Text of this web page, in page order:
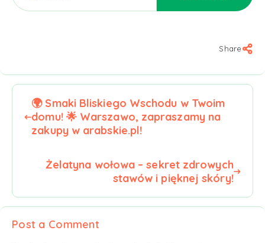
Share
🌍 Smaki Bliskiego Wschodu w Twoim
domu! 🌟 Warszawo, zapraszamy na
zakupy w arabskie.pl!
Żelatyna wołowa – sekret zdrowych
stawów i pięknej skóry!
Post a Comment